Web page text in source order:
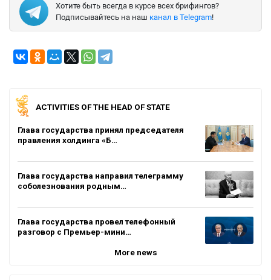
Хотите быть всегда в курсе всех брифингов?
Подписывайтесь на наш канал в Telegram!
ACTIVITIES OF THE HEAD OF STATE
Глава государства принял председателя
правления холдинга «Б…
Глава государства направил телеграмму
соболезнования родным…
Глава государства провел телефонный
разговор с Премьер-мини…
More news